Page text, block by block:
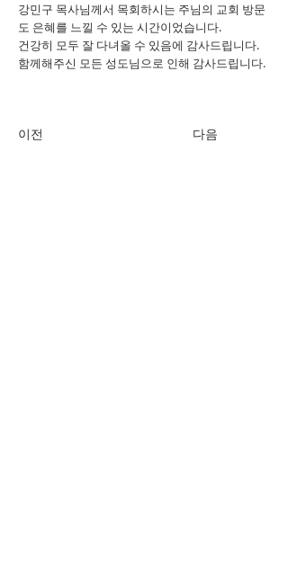
강민구 목사님께서 목회하시는 주님의 교회 방문
도 은혜를 느낄 수 있는 시간이었습니다.
건강히 모두 잘 다녀올 수 있음에 감사드립니다.
함께해주신 모든 성도님으로 인해 감사드립니다.
이전 다음